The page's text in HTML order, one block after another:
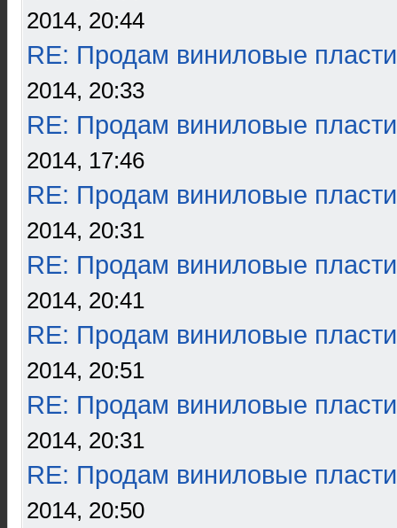
2014, 20:44
RE: Продам виниловые
2014, 20:33
RE: Продам виниловые
2014, 17:46
RE: Продам виниловые
2014, 20:31
RE: Продам виниловые
2014, 20:41
RE: Продам виниловые
2014, 20:51
RE: Продам виниловые
2014, 20:31
RE: Продам виниловые
2014, 20:50